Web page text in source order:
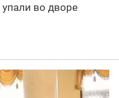
во дворе